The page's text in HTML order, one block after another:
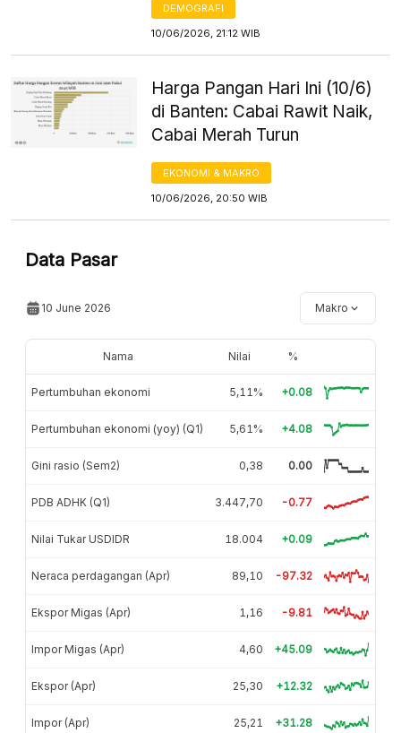
DEMOGRAFI
10/06/2026, 21:12 WIB
Harga Pangan Hari Ini (10/6)
di Banten: Cabai Rawit Naik,
Cabai Merah Turun
EKONOMI & MAKRO
10/06/2026, 20:50 WIB
Data Pasar
10 June 2026 Makro
Nama Nilai %
Pertumbuhan ekonomi 5,11% +0.08
Pertumbuhan ekonomi (yoy) (Q1) 5,61% +4.08
Gini rasio (Sem2) 0,38 0.00
PDB ADHK (Q1) 3.447,70 -0.77
Nilai Tukar USDIDR 18.004 +0.09
Neraca perdagangan (Apr) 89,10 -97.32
Ekspor Migas (Apr) 1,16 -9.81
Impor Migas (Apr) 4,60 +45.09
Ekspor (Apr) 25,30 +12.32
Impor (Apr) 25,21 +31.28